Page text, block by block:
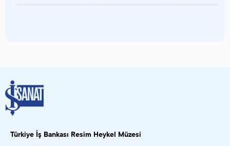
Türkiye İş Bankası Resim Heykel Müzesi